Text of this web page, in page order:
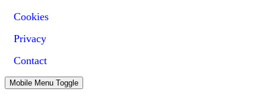
Cookies
Privacy
Contact
Mobile Menu Toggle